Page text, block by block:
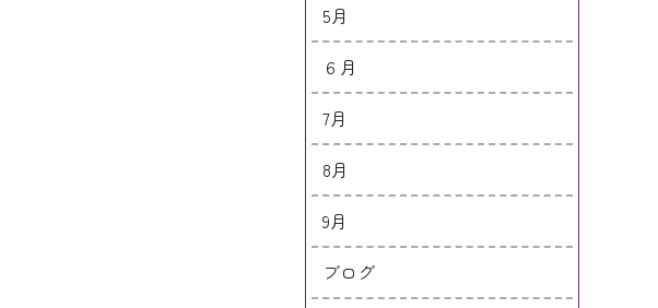
5月
６月
7月
8月
9月
ブログ